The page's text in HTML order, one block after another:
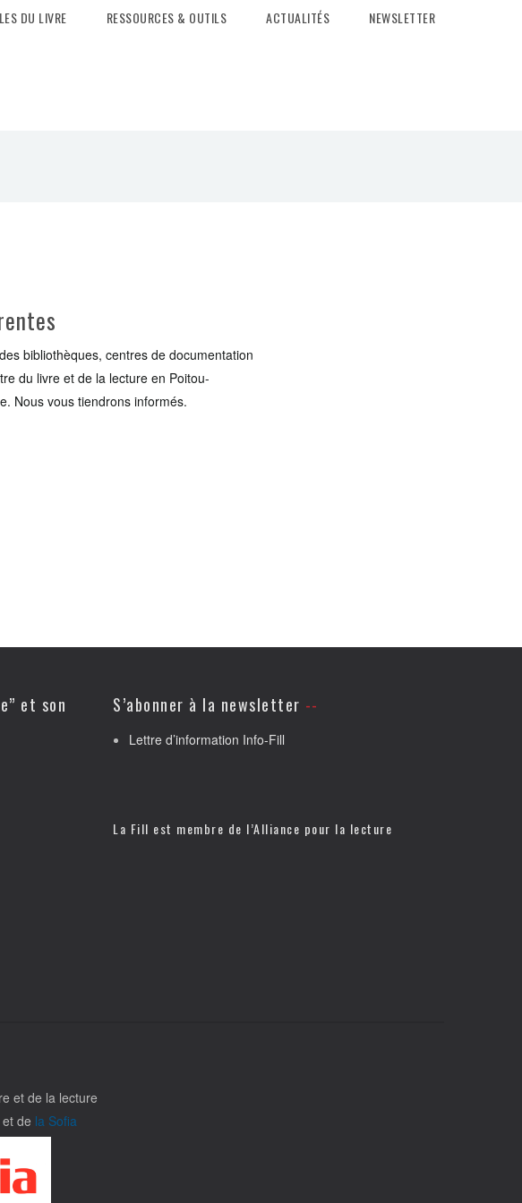
DU LIVRE RESSOURCES & OUTILS ACTUALITÉS NEWSLETTER
bibliothèques, centres de documentation
du livre et de la lecture en Poitou-
Nous vous tiendrons informés.
et son
S’abonner à la newsletter
Lettre d’information Info-Fill
La Fill est membre de l’Alliance pour la lecture
et de la lecture
et de la Sofia